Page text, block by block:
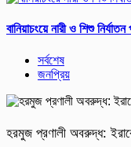
বানিয়াচংয়ে নারী ও শিশু
সর্বশেষ
জনপ্রিয়
হরমুজ প্রণালী অবরুদ্ধ: